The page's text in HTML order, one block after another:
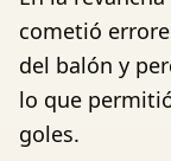
cometió
del balón y
lo que
goles.